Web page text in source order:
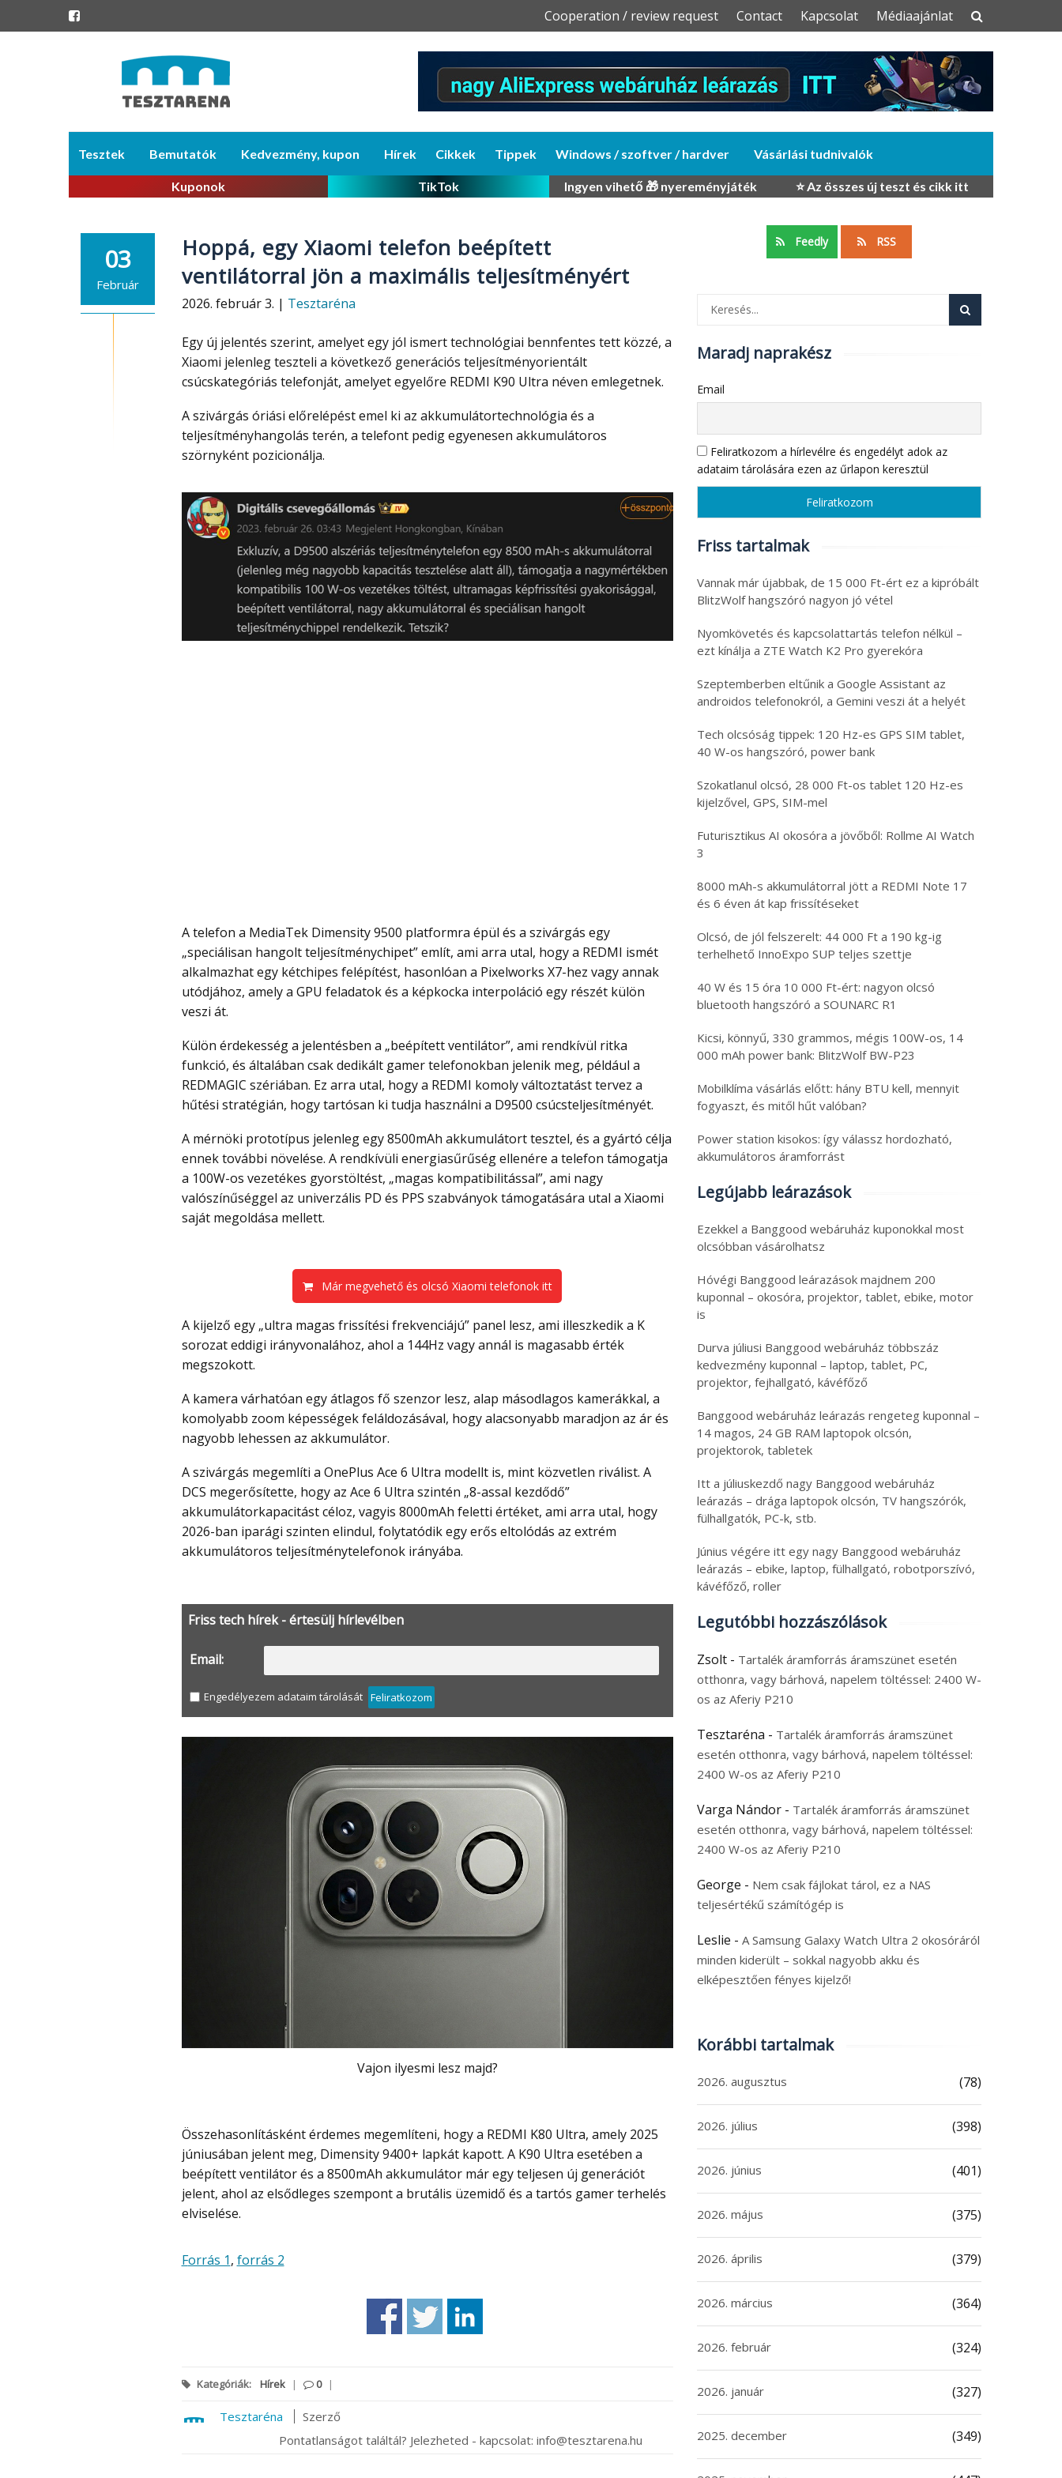
Skip
Cooperation / review request Contact Kapcsolat Médiaajánlat
content
Tesztek Bemutatók Kedvezmény, kupon Hírek Cikkek Tippek Windows / szoftver / hardver Vásárlási tudnivalók
Kuponok TikTok Ingyen vihető 🎁 nyereményjáték ⭐ Az összes új teszt és cikk itt
03
Február
Hoppá, egy Xiaomi telefon beépített
ventilátorral jön a maximális teljesítményért
2026. február 3. | Tesztaréna
Egy új jelentés szerint, amelyet egy jól ismert technológiai bennfentes tett közzé, a
Xiaomi jelenleg teszteli a következő generációs teljesítményorientált
csúcskategóriás telefonját, amelyet egyelőre REDMI K90 Ultra néven emlegetnek.
A szivárgás óriási előrelépést emel ki az akkumulátortechnológia és a
teljesítményhangolás terén, a telefont pedig egyenesen akkumulátoros
szörnyként pozicionálja.
A telefon a MediaTek Dimensity 9500 platformra épül és a szivárgás egy
„speciálisan hangolt teljesítménychipet” említ, ami arra utal, hogy a REDMI ismét
alkalmazhat egy kétchipes felépítést, hasonlóan a Pixelworks X7-hez vagy annak
utódjához, amely a GPU feladatok és a képkocka interpoláció egy részét külön
veszi át.
Külön érdekesség a jelentésben a „beépített ventilátor”, ami rendkívül ritka
funkció, és általában csak dedikált gamer telefonokban jelenik meg, például a
REDMAGIC szériában. Ez arra utal, hogy a REDMI komoly változtatást tervez a
hűtési stratégián, hogy tartósan ki tudja használni a D9500 csúcsteljesítményét.
A mérnöki prototípus jelenleg egy 8500mAh akkumulátort tesztel, és a gyártó célja
ennek további növelése. A rendkívüli energiasűrűség ellenére a telefon támogatja
a 100W-os vezetékes gyorstöltést, „magas kompatibilitással”, ami nagy
valószínűséggel az univerzális PD és PPS szabványok támogatására utal a Xiaomi
saját megoldása mellett.
Már megvehető és olcsó Xiaomi telefonok itt
A kijelző egy „ultra magas frissítési frekvenciájú” panel lesz, ami illeszkedik a K
sorozat eddigi irányvonalához, ahol a 144Hz vagy annál is magasabb érték
megszokott.
A kamera várhatóan egy átlagos fő szenzor lesz, alap másodlagos kamerákkal, a
komolyabb zoom képességek feláldozásával, hogy alacsonyabb maradjon az ár és
nagyobb lehessen az akkumulátor.
A szivárgás megemlíti a OnePlus Ace 6 Ultra modellt is, mint közvetlen riválist. A
DCS megerősítette, hogy az Ace 6 Ultra szintén „8-assal kezdődő”
akkumulátorkapacitást céloz, vagyis 8000mAh feletti értéket, ami arra utal, hogy
2026-ban iparági szinten elindul, folytatódik egy erős eltolódás az extrém
akkumulátoros teljesítménytelefonok irányába.
Friss tech hírek - értesülj hírlevélben
Email:
Engedélyezem adataim tárolását Feliratkozom
Vajon ilyesmi lesz majd?
Összehasonlításként érdemes megemlíteni, hogy a REDMI K80 Ultra, amely 2025
júniusában jelent meg, Dimensity 9400+ lapkát kapott. A K90 Ultra esetében a
beépített ventilátor és a 8500mAh akkumulátor már egy teljesen új generációt
jelent, ahol az elsődleges szempont a brutális üzemidő és a tartós gamer terhelés
elviselése.
Forrás 1, forrás 2
Kategóriák: Hírek | 0 |
Tesztaréna
Szerző
Pontatlanságot találtál? Jelezheted - kapcsolat: info@tesztarena.hu
Feedly RSS
Maradj naprakész
Email
Feliratkozom a hírlevélre és engedélyt adok az
adataim tárolására ezen az űrlapon keresztül
Friss tartalmak
Vannak már újabbak, de 15 000 Ft-ért ez a kipróbált
BlitzWolf hangszóró nagyon jó vétel
Nyomkövetés és kapcsolattartás telefon nélkül –
ezt kínálja a ZTE Watch K2 Pro gyerekóra
Szeptemberben eltűnik a Google Assistant az
androidos telefonokról, a Gemini veszi át a helyét
Tech olcsóság tippek: 120 Hz-es GPS SIM tablet,
40 W-os hangszóró, power bank
Szokatlanul olcsó, 28 000 Ft-os tablet 120 Hz-es
kijelzővel, GPS, SIM-mel
Futurisztikus AI okosóra a jövőből: Rollme AI Watch
3
8000 mAh-s akkumulátorral jött a REDMI Note 17
és 6 éven át kap frissítéseket
Olcsó, de jól felszerelt: 44 000 Ft a 190 kg-ig
terhelhető InnoExpo SUP teljes szettje
40 W és 15 óra 10 000 Ft-ért: nagyon olcsó
bluetooth hangszóró a SOUNARC R1
Kicsi, könnyű, 330 grammos, mégis 100W-os, 14
000 mAh power bank: BlitzWolf BW-P23
Mobilklíma vásárlás előtt: hány BTU kell, mennyit
fogyaszt, és mitől hűt valóban?
Power station kisokos: így válassz hordozható,
akkumulátoros áramforrást
Legújabb leárazások
Ezekkel a Banggood webáruház kuponokkal most
olcsóbban vásárolhatsz
Hóvégi Banggood leárazások majdnem 200
kuponnal – okosóra, projektor, tablet, ebike, motor
is
Durva júliusi Banggood webáruház többszáz
kedvezmény kuponnal – laptop, tablet, PC,
projektor, fejhallgató, kávéfőző
Banggood webáruház leárazás rengeteg kuponnal –
14 magos, 24 GB RAM laptopok olcsón,
projektorok, tabletek
Itt a júliuskezdő nagy Banggood webáruház
leárazás – drága laptopok olcsón, TV hangszórók,
fülhallgatók, PC-k, stb.
Június végére itt egy nagy Banggood webáruház
leárazás – ebike, laptop, fülhallgató, robotporszívó,
kávéfőző, roller
Legutóbbi hozzászólások
Zsolt - Tartalék áramforrás áramszünet esetén
otthonra, vagy bárhová, napelem töltéssel: 2400 W-
os az Aferiy P210
Tesztaréna - Tartalék áramforrás áramszünet
esetén otthonra, vagy bárhová, napelem töltéssel:
2400 W-os az Aferiy P210
Varga Nándor - Tartalék áramforrás áramszünet
esetén otthonra, vagy bárhová, napelem töltéssel:
2400 W-os az Aferiy P210
George - Nem csak fájlokat tárol, ez a NAS
teljesértékű számítógép is
Leslie - A Samsung Galaxy Watch Ultra 2 okosóráról
minden kiderült – sokkal nagyobb akku és
elképesztően fényes kijelző!
Korábbi tartalmak
2026. augusztus (78)
2026. július (398)
2026. június (401)
2026. május (375)
2026. április (379)
2026. március (364)
2026. február (324)
2026. január (327)
2025. december (349)